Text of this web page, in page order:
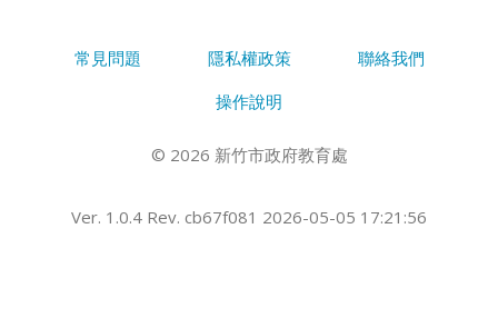
常見問題 隱私權政策
聯絡我們
操作說明
© 2026 新竹市政府教育處
Ver. 1.0.4 Rev. cb67f081 2026-05-05 17:21:56